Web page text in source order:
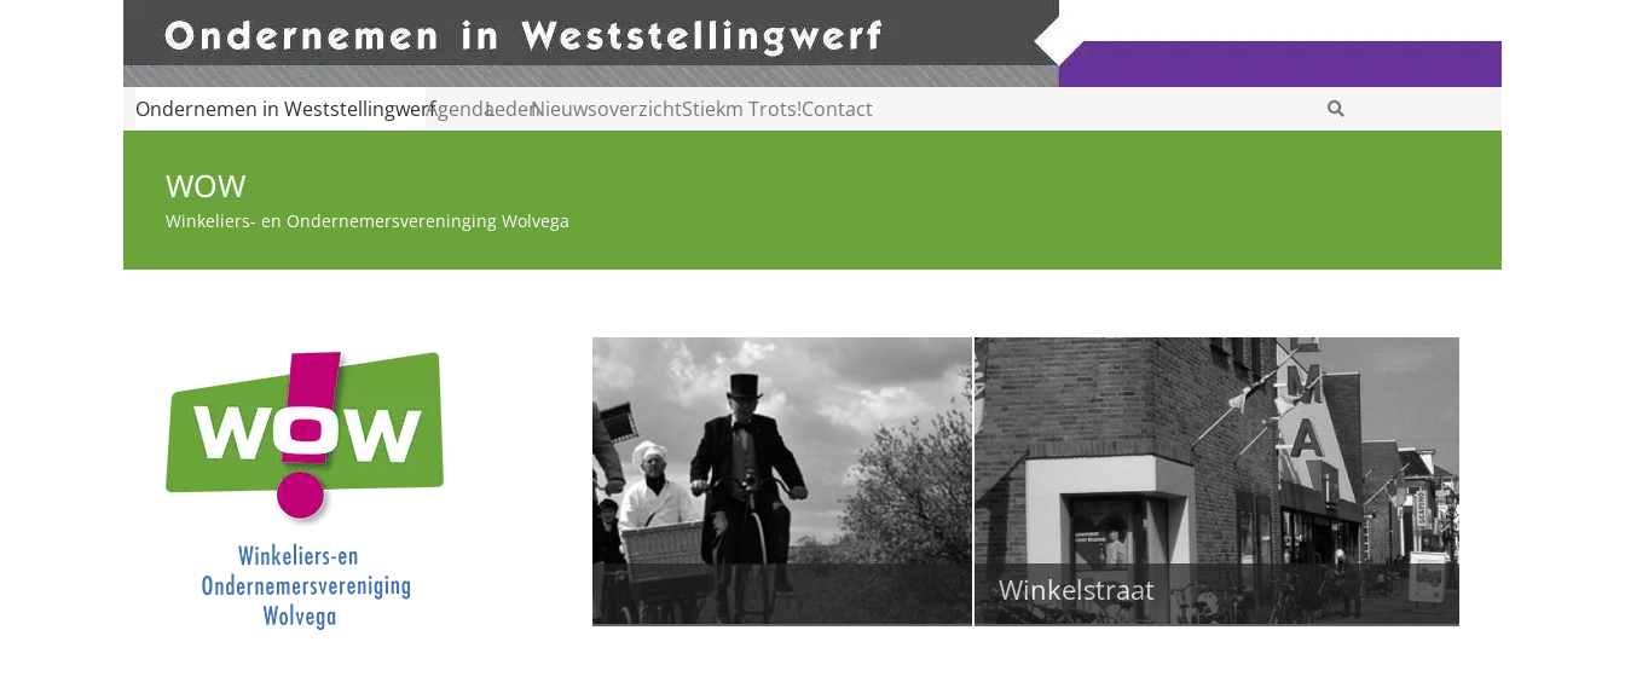
Ondernemen in WeststellingwerfAgendaLedenNieuwsoverzichtStiekm Trots!Contact
WOW
Winkeliers- en Ondernemersvereninging Wolvega
Winkelstraat